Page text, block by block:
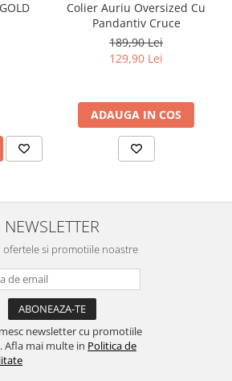
Colier Auriu Oversized Cu
Pandantiv Cruce
189,90 Lei
129,90 Lei
ADAUGA IN COS
NEWSLETTER
ofertele si promotiile noastre
newsletter cu promotiile
Afla mai multe in Politica de